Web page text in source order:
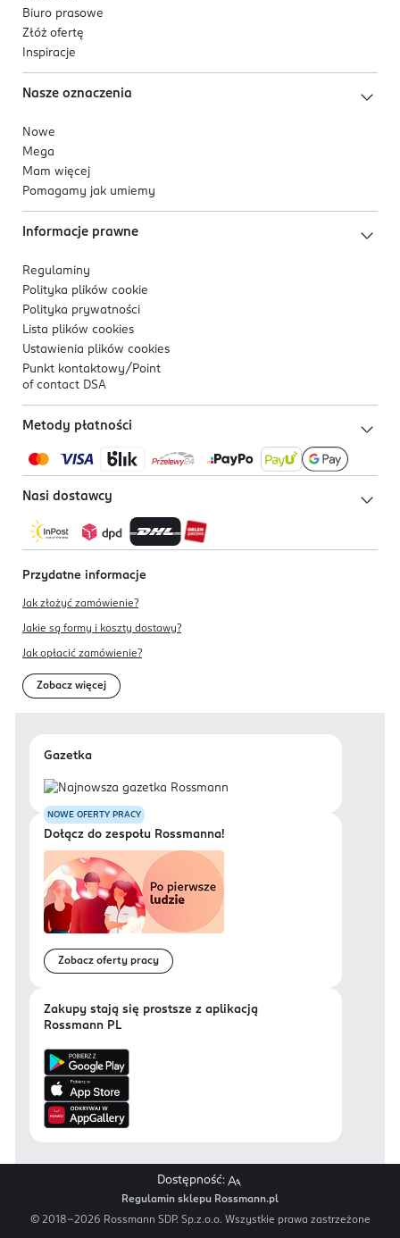
Biuro prasowe
Złóż ofertę
Inspiracje
Nasze oznaczenia
Nowe
Mega
Mam więcej
Pomagamy jak umiemy
Informacje prawne
Regulaminy
Polityka plików cookie
Polityka prywatności
Lista plików cookies
Ustawienia plików cookies
Punkt kontaktowy/ Point
of contact DSA
Metody płatności
Nasi dostawcy
Przydatne informacje
Jak złożyć zamówienie?
Jakie są formy i koszty dostawy?
Jak opłacić zamówienie?
Zobacz więcej
Gazetka
NOWE OFERTY PRACY
Dołącz do zespołu Rossmanna!
Zobacz oferty pracy
Zakupy stają się prostsze z aplikacją
Rossmann PL
Dostępność:
Regulamin sklepu Rossmann.pl
© 2018-2026 Rossmann SDP. Sp.z.o.o. Wszystkie prawa zastrzeżone